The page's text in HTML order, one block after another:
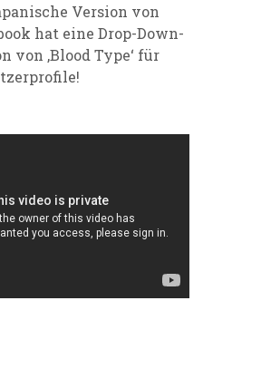
Version von
hat eine Drop-Down-
von ‚Blood Type‘ für